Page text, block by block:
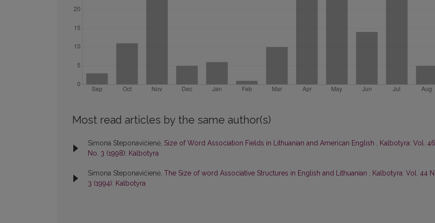
Most read articles by the same author(s)
Simona Steponavičienė, Size of Word Association Fields in Lithuanian and American English , Kalbotyra: Vol. 46
No. 3 (1998): Kalbotyra
Simona Steponavičienė, The Size of word Associative Structures in English and Lithuanian , Kalbotyra: Vol. 44
3 (1994): Kalbotyra